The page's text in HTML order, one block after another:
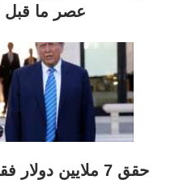
عصر ما قبل
حقق 7 ملايين